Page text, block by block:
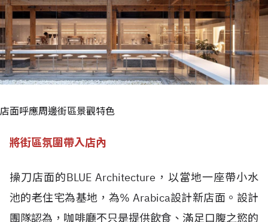
店面呼應周邊街區景觀特色
將街區氛圍帶入店內
操刀店面的BLUE Architecture，以當地一座帶小水
池的老住宅為基地，為% Arabica設計新店面。設計
團隊認為，咖啡廳不只是提供飲食、滿足口腹之慾的